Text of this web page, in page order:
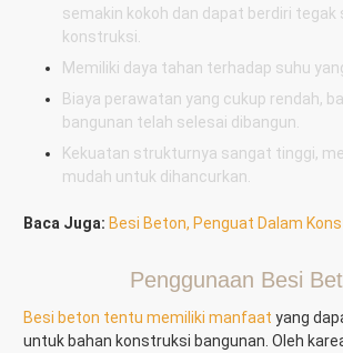
semakin kokoh dan dapat berdiri tegak
konstruksi.
Memiliki daya tahan terhadap suhu
Biaya perawatan yang cukup rendah,
bangunan telah selesai dibangun.
Kekuatan strukturnya sangat tinggi,
mudah untuk dihancurkan.
Baca Juga: Besi Beton, Penguat Dalam
Penggunaan Besi
Besi beton tentu memiliki manfaat yang
untuk bahan konstruksi bangunan. Oleh